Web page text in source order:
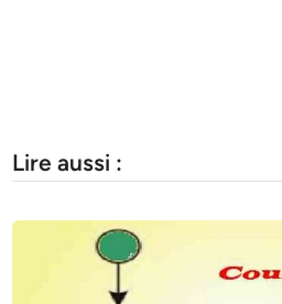
Lire aussi :